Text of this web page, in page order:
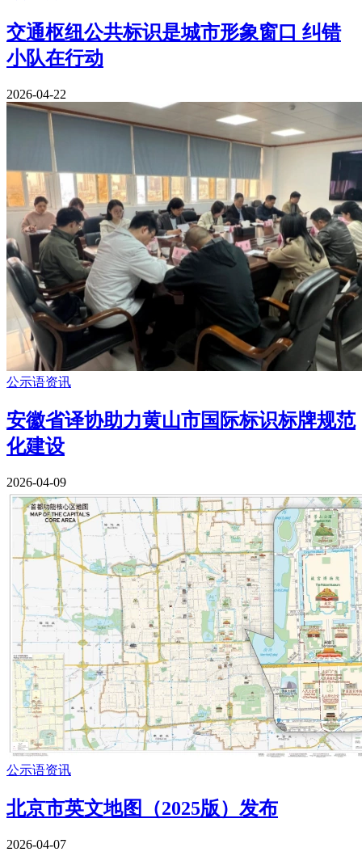
交通枢纽公共标识是城市形象窗口 纠错
小队在行动
2026-04-22
公示语资讯
安徽省译协助力黄山市国际标识标牌规范
化建设
2026-04-09
公示语资讯
北京市英文地图（2025版）发布
2026-04-07